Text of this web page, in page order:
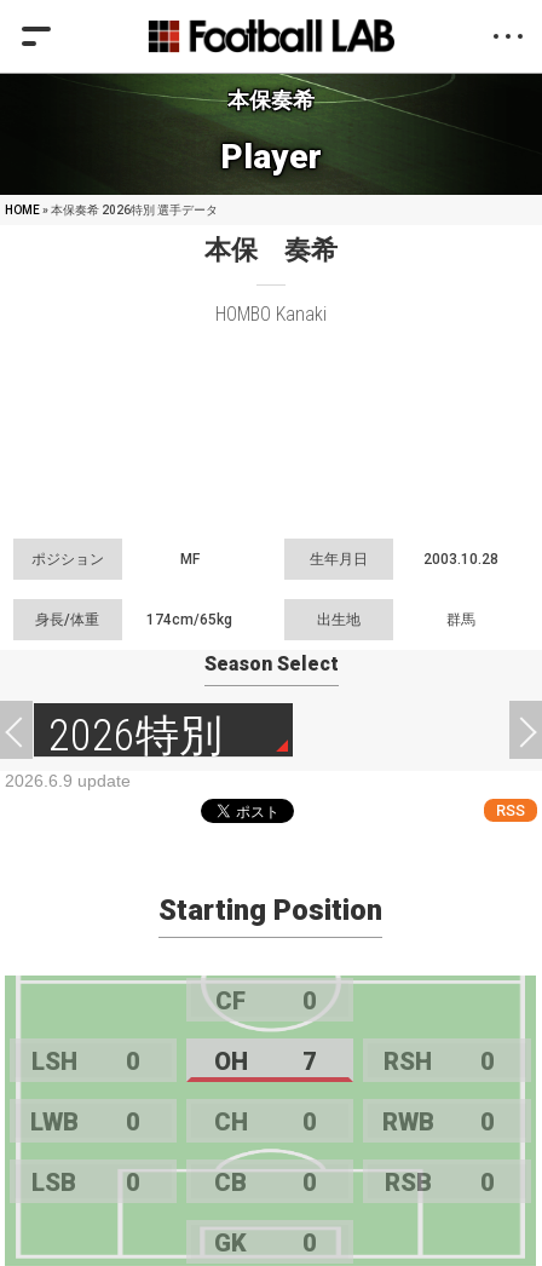
本保奏希
Player
HOME» 本保奏希 2026特別 選手データ
本保 奏希
HOMBO Kanaki
ポジション MF 生年月日 2003.10.28
身長/体重 174cm/65kg 出生地 群馬
Season Select
2026特別
2026.6.9 update
RSS
Starting Position
CF 0
LSH 0 OH 7 RSH 0
LWB 0 CH 0 RWB 0
LSB 0 CB 0 RSB 0
GK 0